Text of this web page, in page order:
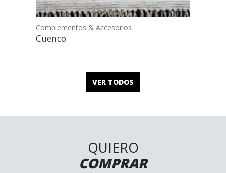
Complementos & Accesorios
Cuenco
VER TODOS
QUIERO
COMPRAR